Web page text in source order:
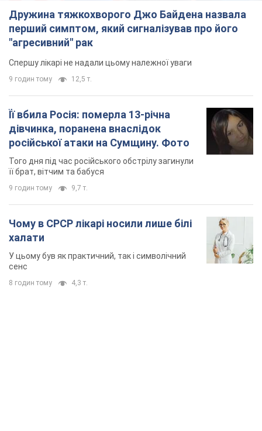
Дружина тяжкохворого Джо Байдена назвала
перший симптом, який сигналізував про його
"агресивний" рак
Спершу лікарі не надали цьому належної уваги
9 годин тому 12,5 т.
Її вбила Росія: померла 13-річна
дівчинка, поранена внаслідок
російської атаки на Сумщину. Фото
Того дня під час російського обстрілу загинули
її брат, вітчим та бабуся
9 годин тому 9,7 т.
Чому в СРСР лікарі носили лише білі
халати
У цьому був як практичний, так і символічний
сенс
8 годин тому 4,3 т.